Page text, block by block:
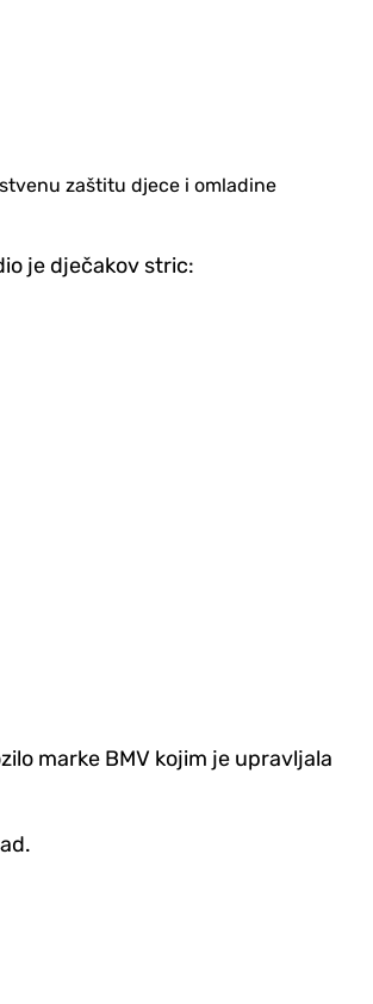
zaštitu djece i omladine
je dječakov stric:
marke BMV kojim je upravljala